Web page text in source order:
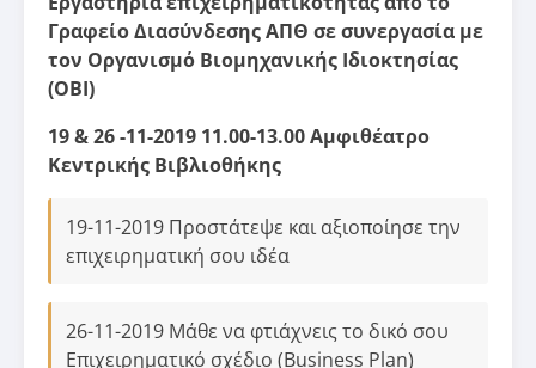
Γραφείο Διασύνδεσης ΑΠΘ σε συνεργασία με
τον Οργανισμό Βιομηχανικής Ιδιοκτησίας
(ΟΒΙ)
19 & 26 -11-2019 11.00-13.00 Αμφιθέατρο
Κεντρικής Βιβλιοθήκης
19-11-2019 Προστάτεψε και αξιοποίησε την
επιχειρηματική σου ιδέα
26-11-2019 Μάθε να φτιάχνεις το δικό σου
Επιχειρηματικό σχέδιο (Business Plan)